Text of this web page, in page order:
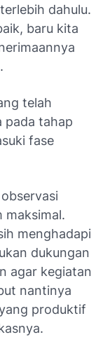
dahulu.
baru kita
telah
pada tahap
fase
maksimal.
menghadapi
dukungan
agar kegiatan
nantinya
produktif